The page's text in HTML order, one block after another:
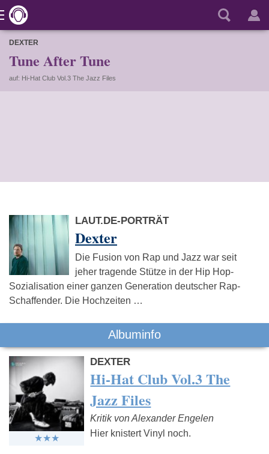
DEXTER
Tune After Tune
auf: Hi-Hat Club Vol.3 The Jazz Files
LAUT.DE-PORTRÄT
Dexter
Die Fusion von Rap und Jazz war seit
jeher tragende Stütze in der Hip Hop-
Sozialisation einer ganzen Generation deutscher Rap-
Schaffender. Die Hochzeiten …
Albuminfo
DEXTER
Hi-Hat Club Vol.3 The
Jazz Files
Kritik von Alexander Engelen
Hier knistert Vinyl noch.